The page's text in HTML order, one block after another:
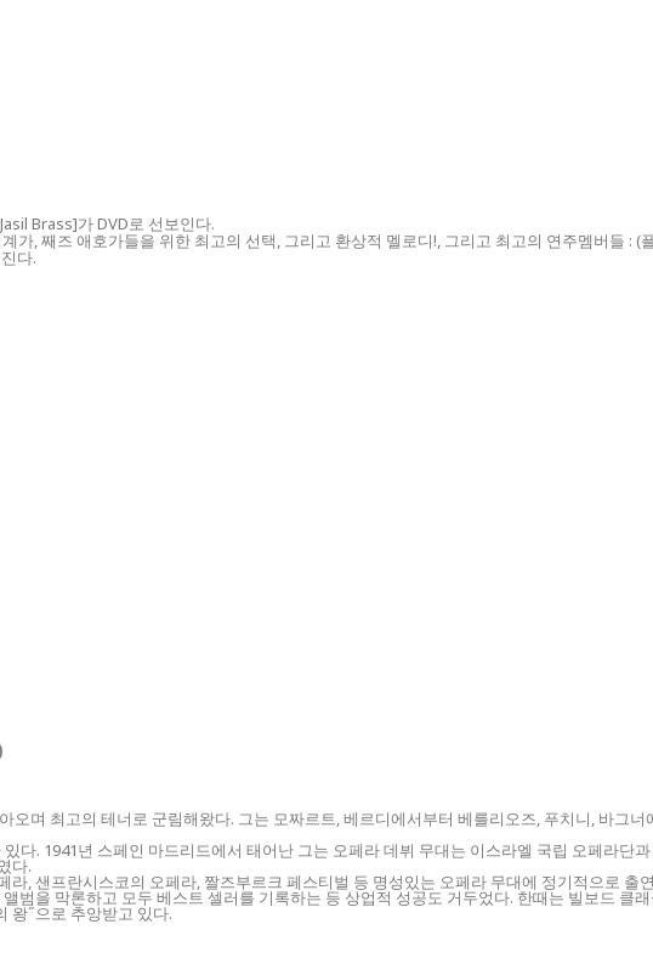
Brass]가 DVD로 선보인다.
가, 째즈 애호가들을 위한 최고의 선택, 그리고 환상적 멜로디!, 그리고 최고의 연주멤버들 :
다.
며 최고의 테너로 군림해왔다. 그는 모짜르트, 베르디에서부터 베를리오즈, 푸치니, 바그
다. 1941년 스페인 마드리드에서 태어난 그는 오페라 데뷔 무대는 이스라엘 국립 오페라단
다.
, 샌프란시스코의 오페라, 짤즈부르크 페스티벌 등 명성있는 오페라 무대에 정기적으로 출
범을 막론하고 모두 베스트 셀러를 기록하는 등 상업적 성공도 거두었다. 한때는 빌보드 클
왕˝으로 추앙받고 있다.